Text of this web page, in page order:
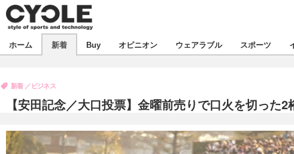
飲食
ボイス
デバイス
ビジネス
海外
スポーツ
短信
イベント
ホーム 新着 Buy オピニオン ウェアラブル スポーツ
【安田記念／大口投票】金曜前売りで口火を切っ
新着 ビジネス